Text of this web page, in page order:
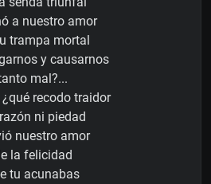
a nuestro amor
trampa mortal
y causarnos
mal?...
recodo traidor
ni piedad
nuestro amor
la felicidad
tu acunabas